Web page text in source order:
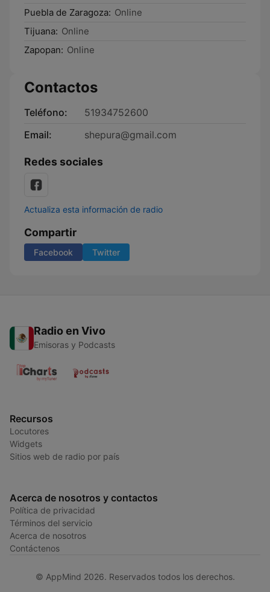
Puebla de Zaragoza: Online
Tijuana: Online
Zapopan: Online
Contactos
Teléfono:
51934752600
Email:
shepura@gmail.com
Redes sociales
Actualiza esta información de radio
Compartir
Facebook Twitter
Radio en Vivo
Emisoras y Podcasts
Recursos
Locutores
Widgets
Sitios web de radio por país
Acerca de nosotros y contactos
Política de privacidad
Términos del servicio
Acerca de nosotros
Contáctenos
© AppMind 2026. Reservados todos los derechos.